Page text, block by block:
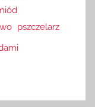
pszczelarz